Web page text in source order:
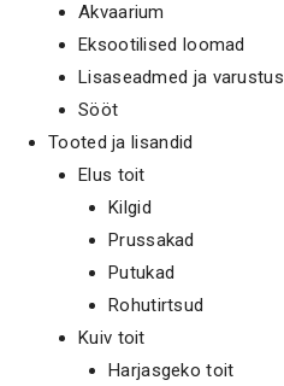
Akvaarium
Eksootilised loomad
Lisaseadmed ja varustus
Sööt
Tooted ja lisandid
Elus toit
Kilgid
Prussakad
Putukad
Rohutirtsud
Kuiv toit
Harjasgeko toit